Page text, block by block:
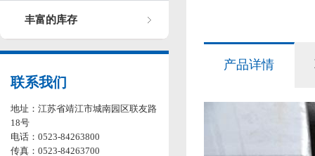
丰富的库存
联系我们
地址：江苏省靖江市城南园区联友路
18号
电话：0523-84263800
传真：0523-84263700
产品详情